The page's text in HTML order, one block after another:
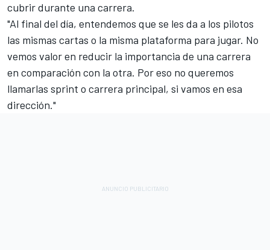
cubrir durante una carrera.
"Al final del día, entendemos que se les da a los pilotos
las mismas cartas o la misma plataforma para jugar. No
vemos valor en reducir la importancia de una carrera
en comparación con la otra. Por eso no queremos
llamarlas sprint o carrera principal, si vamos en esa
dirección."